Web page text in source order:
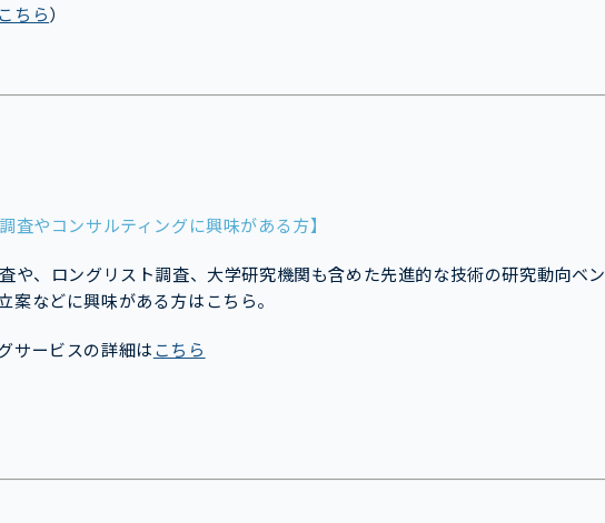
こちら）
査やコンサルティングに興味がある方】
や、ロングリスト調査、大学研究機関も含めた先進的な技術の研究動向ベン
案などに興味がある方はこちら。
サービスの詳細はこちら